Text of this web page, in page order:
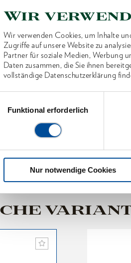
Wir
Wir verwenden Cookies, um Inhalte
Zugriffe auf unsere Website zu
Partner für soziale Medien, Werbung
Daten zusammen, die Sie ihnen
vollständige Datenschutzerklärung
Funktional erforderlich
Nur notwendige Cookies